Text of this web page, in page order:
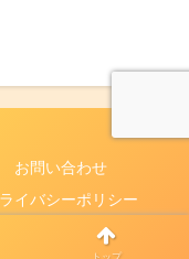
お問い合わせ
イバシーポリシー
トップ